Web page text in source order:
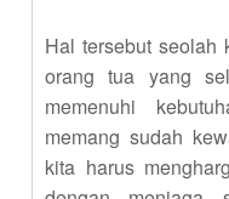
Hal tersebut seolah
orang tua yang
memenuhi
memang sudah
kita harus